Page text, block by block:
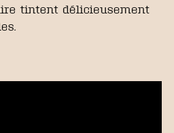
tintent délicieusement